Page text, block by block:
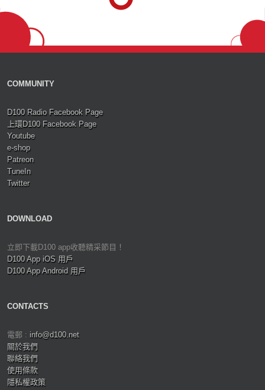
COMMUNITY
D100 Radio Facebook Page
上環D100 Facebook Page
Youtube
e-shop
Patreon
TuneIn
Twitter
DOWNLOAD
立即下載D100 app收聽精采節目！
D100 App iOS 用戶
D100 App Android 用戶
CONTACTS
電郵 : info@d100.net
關於我們
聯絡我們
使用條款
隱私權政策